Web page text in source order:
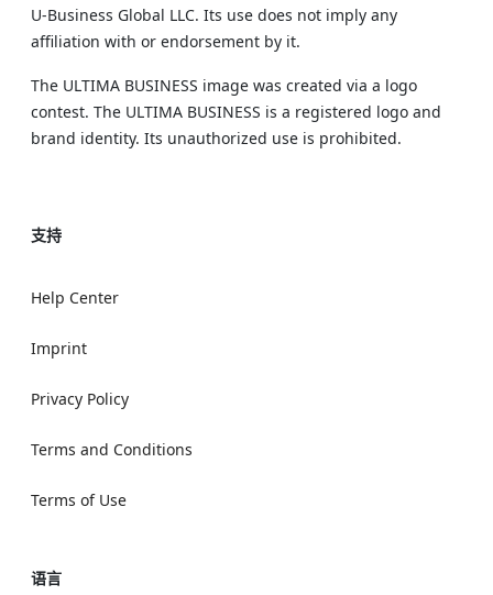
U‑Business Global LLC. Its use does not imply any
affiliation with or endorsement by it.
The ULTIMA BUSINESS image was created via a logo
contest. The ULTIMA BUSINESS is a registered logo and
brand identity. Its unauthorized use is prohibited.
支持
Help Center
Imprint
Privacy Policy
Terms and Conditions
Terms of Use
语言